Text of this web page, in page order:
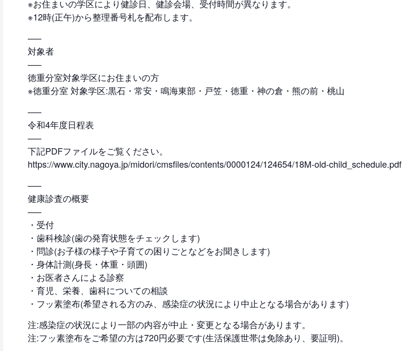
※お住まいの学区により健診日、健診会場、受付時間が異なります。
※12時(正午)から整理番号札を配布します。
—–
対象者
—–
徳重分室対象学区にお住まいの方
※徳重分室 対象学区:黒石・常安・鳴海東部・戸笠・徳重・神の倉・熊の前・桃山
—–
令和4年度日程表
—–
下記PDFファイルをご覧ください。
https://www.city.nagoya.jp/midori/cmsfiles/contents/0000124/124654/18M-old-child_schedule.pdf
—–
健康診査の概要
—–
・受付
・歯科検診(歯の発育状態をチェックします)
・問診(お子様の様子や子育ての困りごとなどをお聞きします)
・身体計測(身長・体重・頭囲)
・お医者さんによる診察
・育児、栄養、歯科についての相談
・フッ素塗布(希望される方のみ、感染症の状況により中止となる場合があります)
注:感染症の状況により一部の内容が中止・変更となる場合があります。
注:フッ素塗布をご希望の方は720円必要です(生活保護世帯は免除あり、要証明)。